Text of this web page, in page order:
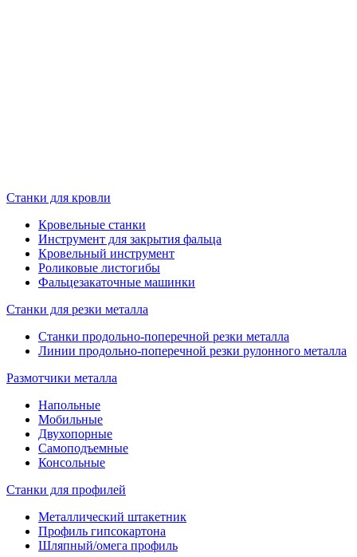
Станки для кровли
Кровельные станки
Инструмент для закрытия фальца
Кровельный инструмент
Роликовые листогибы
Фальцезакаточные машинки
Станки для резки металла
Станки продольно-поперечной резки металла
Линии продольно-поперечной резки рулонного металла
Размотчики металла
Напольные
Мобильные
Двухопорные
Самоподъемные
Консольные
Станки для профилей
Металлический штакетник
Профиль гипсокартона
Шляпный/омега профиль